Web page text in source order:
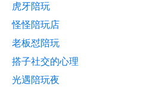
虎牙陪玩
怪怪陪玩店
老板怼陪玩
搭子社交的心理
光遇陪玩夜